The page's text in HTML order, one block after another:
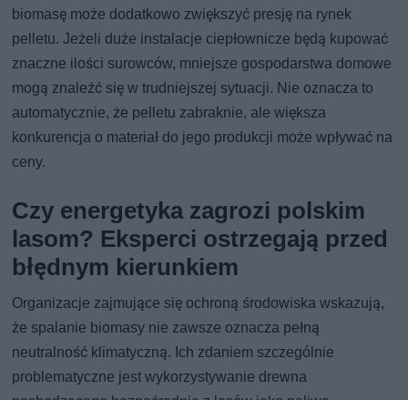
biomasę może dodatkowo zwiększyć presję na rynek
pelletu. Jeżeli duże instalacje ciepłownicze będą kupować
znaczne ilości surowców, mniejsze gospodarstwa domowe
mogą znaleźć się w trudniejszej sytuacji. Nie oznacza to
automatycznie, że pelletu zabraknie, ale większa
konkurencja o materiał do jego produkcji może wpływać na
ceny.
Czy energetyka zagrozi polskim
lasom? Eksperci ostrzegają przed
błędnym kierunkiem
Organizacje zajmujące się ochroną środowiska wskazują,
że spalanie biomasy nie zawsze oznacza pełną
neutralność klimatyczną. Ich zdaniem szczególnie
problematyczne jest wykorzystywanie drewna